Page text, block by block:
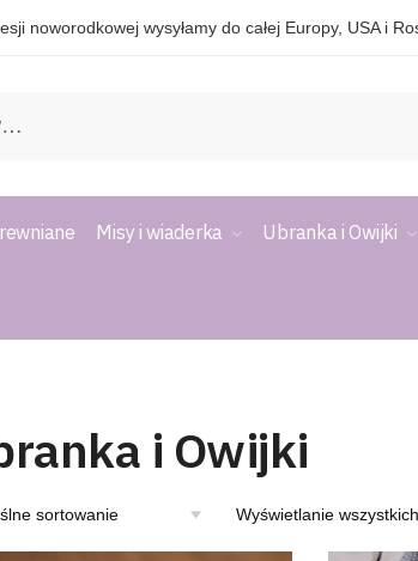
noworodkowej wysyłamy do całej Europy, USA i
Misy i wiaderka Ubranka i Owijki
i Owijki
Wyświetlanie